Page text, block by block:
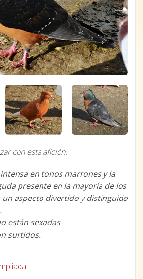
con esta afición.
en tonos marrones y la
presente en la mayoría de los
un aspecto divertido y distinguido
están sexadas
surtidos.